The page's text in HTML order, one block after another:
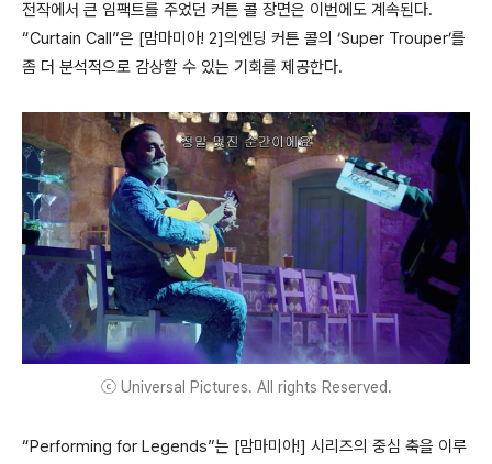
전작에서 큰 임팩트를 주었던 커튼 콜 장면은 이번에도 계속된다.
“Curtain Call”은 [맘마미아! 2]의엔딩 커튼 콜의 ‘Super Trouper’를
좀 더 분석적으로 감상할 수 있는 기회를 제공한다.
ⓒ Universal Pictures. All rights Reserved.
“Performing for Legends”는 [맘마미아!] 시리즈의 중심 축을 이루